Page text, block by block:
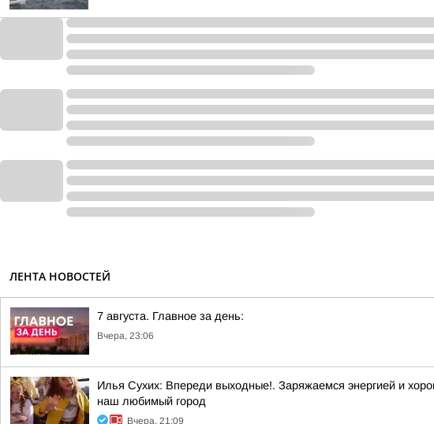
ЛЕНТА НОВОСТЕЙ
7 августа. Главное за день:
Вчера, 23:06
Илья Сухих: Впереди выходные!. Заряжаемся энергией и
наш любимый город
Вчера, 21:09